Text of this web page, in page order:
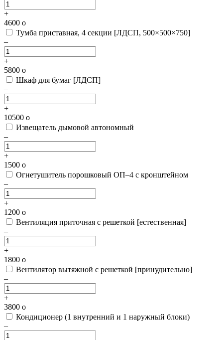
+
4600 o
Тумба приставная, 4 секции [ЛДСП, 500×500×750]
–
+
5800 o
Шкаф для бумаг [ЛДСП]
–
+
10500 o
Извещатель дымовой автономный
–
+
1500 o
Огнетушитель порошковый ОП–4 с кронштейном
–
+
1200 o
Вентиляция приточная с решеткой [естественная]
–
+
1800 o
Вентилятор вытяжной с решеткой [принудительно]
–
+
3800 o
Кондиционер (1 внутренний и 1 наружный блоки)
–